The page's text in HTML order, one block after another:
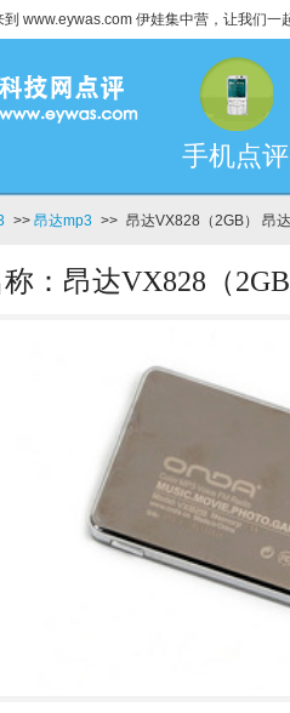
www.eywas.com 伊娃集中营，让我们一
手机点评
>> 昂达mp3 >> 昂达VX828（2GB） 昂
：昂达VX828（2GB